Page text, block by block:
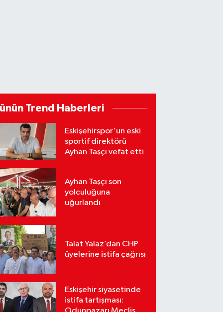
Trend Haberleri
Eskişehirspor'un eski
sportif direktörü
Ayhan Taşçı vefat etti
Ayhan Taşçı son
yolculuğuna
uğurlandı
Talat Yalaz’dan CHP
üyelerine istifa çağrısı
Eskişehir siyasetinde
istifa tartışması: